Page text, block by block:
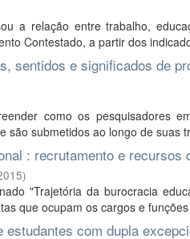
a relação entre trabalho,
Contestado, a partir dos
sentidos e significados de
como os pesquisadores
são submetidos ao longo de suas
: recrutamento e recursos
)
"Trajetória da burocracia
que ocupam os cargos e
estudantes com dupla